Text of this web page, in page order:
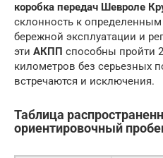
коробка передач Шевроле
склонность к
бережной эксплуатации и
эти АКПП способны пройти
километров без серьезных
встречаются и исключения.
Таблица
ориентировочный